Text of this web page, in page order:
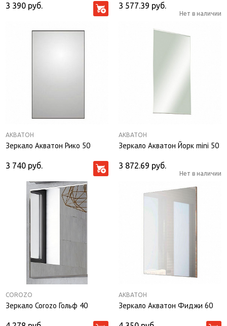
3 390 руб. 3 577.39 руб.
Нет в наличии
АКВАТОН
Зеркало Акватон Рико 50
3 740 руб.
АКВАТОН
Зеркало Акватон Йорк mini 50
3 872.69 руб.
Нет в наличии
COROZO
Зеркало Corozo Гольф 40
АКВАТОН
Зеркало Акватон Фиджи 60